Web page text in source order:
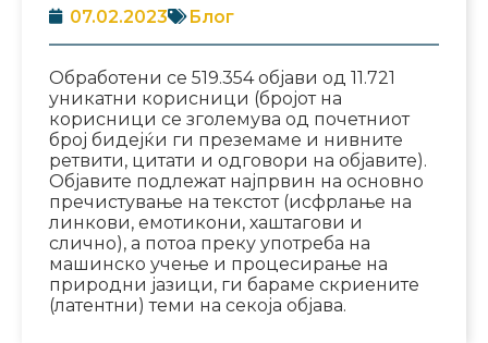
07.02.2023 Блог
Обработени се 519.354 објави од 11.721
уникатни корисници (бројот на
корисници се зголемува од почетниот
број бидејќи ги преземаме и нивните
ретвити, цитати и одговори на објавите).
Објавите подлежат најпрвин на основно
пречистување на текстот (исфрлање на
линкови, емотикони, хаштагови и
слично), а потоа преку употреба на
машинско учење и процесирање на
природни јазици, ги бараме скриените
(латентни) теми на секоја објава.